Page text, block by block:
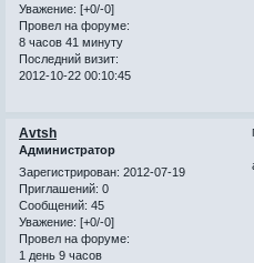
Уважение: [+0/-0]
Провел на форуме:
8 часов 41 минуту
Последний визит:
2012-10-22 00:10:45
Avtsh
Администратор
Зарегистрирован: 2012-07-19
Приглашений: 0
Сообщений: 45
Уважение: [+0/-0]
Провел на форуме:
1 день 9 часов